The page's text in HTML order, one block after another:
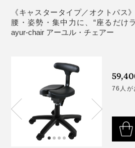
チェアーと比べると約１／3のサ
例えばノコギリは、日本では引
では押して切るようにできており
これに注目した開発者が、3年の
いたのが『アーユル・チェアー
た「正座やあぐらの姿勢」＝「
しました。
「坐骨座り」をすると、お腹
肩・背中・首からは力が抜ける感
なのかと納得しました。
言葉で説明するよりも、実際に
理解できます。
株式会社シー・イー・シーがオフィスワーカー
センサーにより、瞬きの回数や強さ、姿勢のブレ
確かに、『アーユル・チェアー
ざるを得ない状態になって、眠
ます。
この効果に注目した教育機関や
ル・チェアー』を導入。
ろうとしますが、『アーユル・
必要がない。
すると筋肉はリラックスできて、
い。結果的に正しい姿勢が一番
ー付き
原産国：台湾
《キャスタータイプ／オクトパス
腰・姿勢・集中力に、“座るだけ
ayur-chair アーユル・チェアー
76人が